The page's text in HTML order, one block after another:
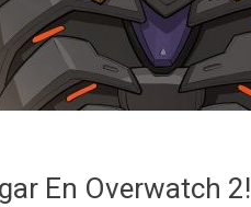
En Overwatch 2!